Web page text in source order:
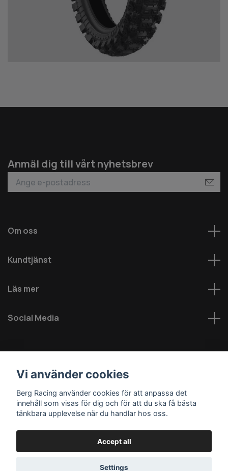
Anmäl dig till vårt nyhetsbrev
Om oss
Kundtjänst
Läs mer
Social Media
© 2026 Berg MC AB - Alla rättigheter reserverade
Vi använder cookies
Berg Racing använder cookies för att anpassa det
innehåll som visas för dig och för att du ska få bästa
tänkbara upplevelse när du handlar hos oss.
Accept all
Settings